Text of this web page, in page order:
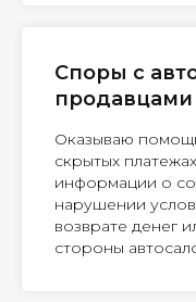
Споры с
Оказываю
скрытых
информации о
нарушении
возврате денег
стороны